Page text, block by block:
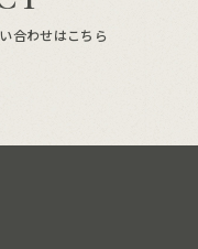
合わせはこちら